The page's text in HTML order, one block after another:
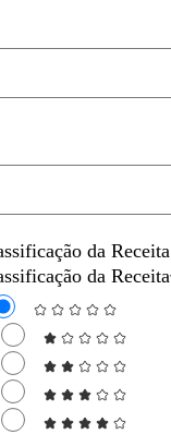
da Receita
da Receita